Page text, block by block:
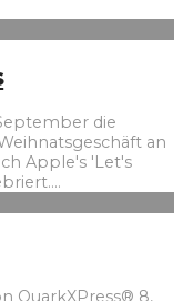
die
an
Apple's 'Let's
...
QuarkXPress® 8,